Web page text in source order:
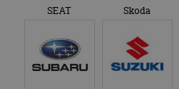
SEAT Skoda